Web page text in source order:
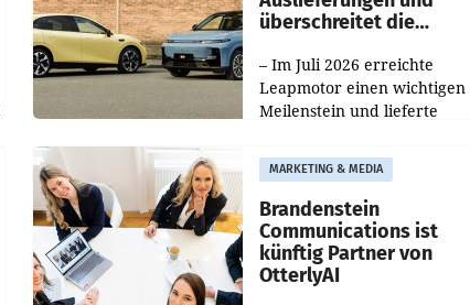
überschreitet die
– Im Juli 2026 erreichte
Leapmotor einen wichtigen
Meilenstein und lieferte
aus, womit sich das Ergebnis
gegenüber Juli 2025 mehr als
verdoppelte (+102
MARKETING & MEDIA
Brandenstein
Communications ist
künftig Partner von
OtterlyAI